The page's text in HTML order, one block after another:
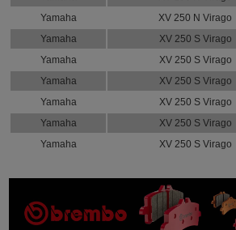
Yamaha
XV 250 N Virago
Yamaha
XV 250 S Virago
Yamaha
XV 250 S Virago
Yamaha
XV 250 S Virago
Yamaha
XV 250 S Virago
Yamaha
XV 250 S Virago
Yamaha
XV 250 S Virago